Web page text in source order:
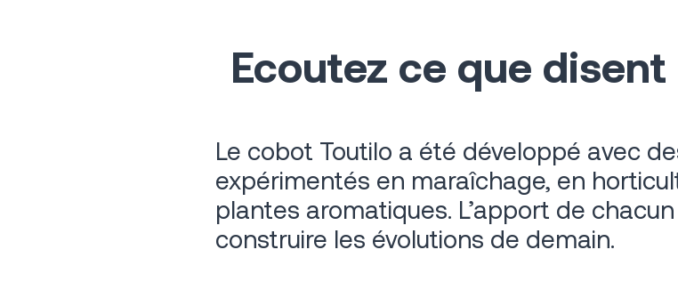
Ecoutez ce que
Le cobot Toutilo a été développé avec
expérimentés en maraîchage, en
plantes aromatiques. L’apport de
construire les évolutions de demain.